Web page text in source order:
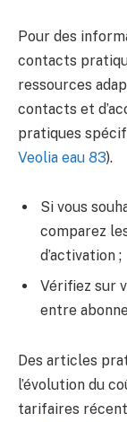
Pour des
contacts
ressources
contacts et
pratiques
Veolia eau 83).
Si vous
comparez
d’activation ;
Vérifiez sur
entre
Des articles
l’évolution du
tarifaires